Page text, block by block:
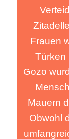
Frauen
Türken
Gozo
Mauern
Obwohl
Frauen
Türken
Gozo
Mauern
Obwohl